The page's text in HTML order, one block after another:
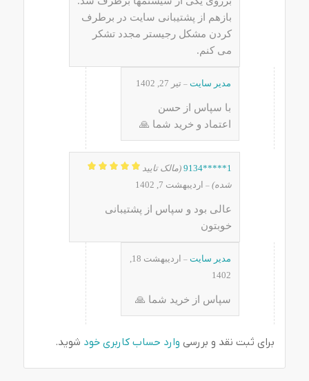
بازهم از پشتیبانی سایت در برطرف
کردن مشکل رجیستر مجدد تشکر
می کنم.
مدیر سایت – تیر 27, 1402
با سپاس از حسن
اعتماد و خرید شما 🙏
1*****9134
(مالک تایید
شده) – اردیبهشت 7, 1402
عالی بود و سپاس از پشتیبانی
خوبتون
مدیر سایت –
1402
سپاس از خرید شما 🙏
برای ثبت نقد و بررسی وارد حساب کاربری خود شوید.